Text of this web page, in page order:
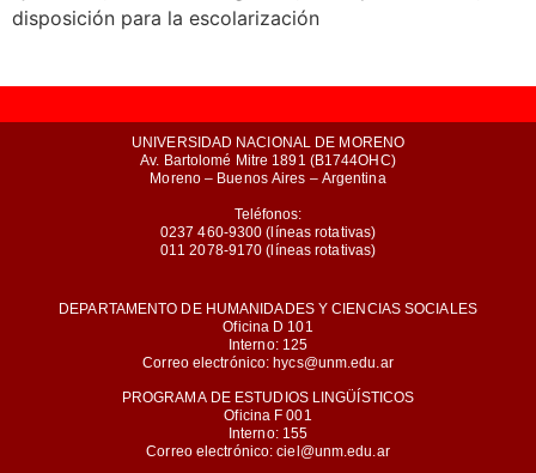
disposición para la escolarización
UNIVERSIDAD NACIONAL DE MORENO
Av. Bartolomé Mitre 1891 (B1744OHC)
Moreno – Buenos Aires – Argentina
Teléfonos:
0237 460-9300 (líneas rotativas)
011 2078-9170 (líneas rotativas)
DEPARTAMENTO DE HUMANIDADES Y CIENCIAS SOCIALES
Oficina D 101
Interno: 125
Correo electrónico: hycs@unm.edu.ar
PROGRAMA DE ESTUDIOS LINGÜÍSTICOS
Oficina F 001
Interno: 155
Correo electrónico: ciel@unm.edu.ar